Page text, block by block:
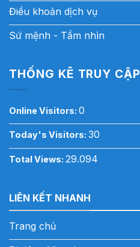
Điều khoản dịch vụ
Sứ mệnh - Tầm nhìn
THỐNG KÊ TRUY CẬP
Online Visitors: 0
Today's Visitors: 30
Total Views: 29.094
LIÊN KẾT NHANH
Trang chủ